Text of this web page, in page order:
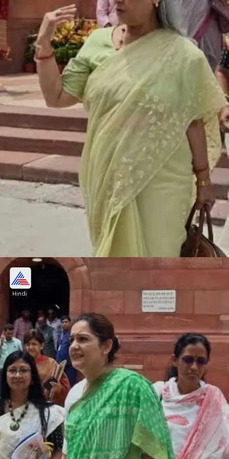
सीटों का आरक्षण होगा रोटेट
हर आम चुनाव के बाद सीटों का आरक्षण रोटेट किया जाएगा।
Image credits: Our own
Hindi